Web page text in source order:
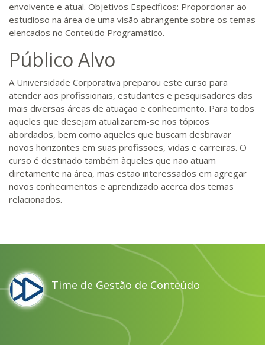
envolvente e atual. Objetivos Específicos: Proporcionar ao
estudioso na área de uma visão abrangente sobre os temas
elencados no Conteúdo Programático.
Público Alvo
A Universidade Corporativa preparou este curso para
atender aos profissionais, estudantes e pesquisadores das
mais diversas áreas de atuação e conhecimento. Para todos
aqueles que desejam atualizarem-se nos tópicos
abordados, bem como aqueles que buscam desbravar
novos horizontes em suas profissões, vidas e carreiras. O
curso é destinado também àqueles que não atuam
diretamente na área, mas estão interessados em agregar
novos conhecimentos e aprendizado acerca dos temas
relacionados.
Time de Gestão de Conteúdo